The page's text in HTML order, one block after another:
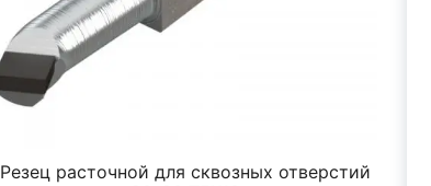
Резец расточной для сквозных отверстий